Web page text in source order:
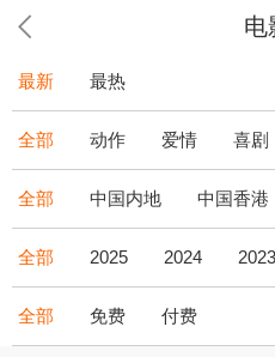
电
最新 最热
全部 动作 爱情 喜剧
全部 中国内地 中国香港
全部 2025 2024 2023
全部 免费 付费